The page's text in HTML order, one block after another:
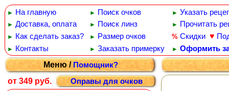
► На главную ► Поиск очков ► Указать
► Доставка, оплата ► Поиск линз ► Прочитать
► Как сделать заказ? ► Размер очков % Скидки ♥
► Контакты ► Заказать примерку ► Оформить
Меню /Помощник?
от 349 руб.
Оправы для очков